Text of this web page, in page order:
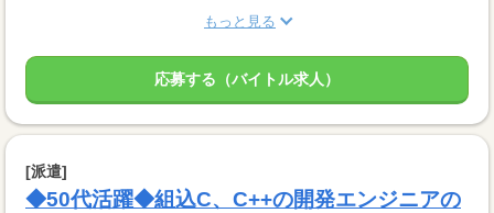
もっと見る
応募する（バイトル求人）
[派遣]
◆50代活躍◆組込C、C++の開発エンジニアの